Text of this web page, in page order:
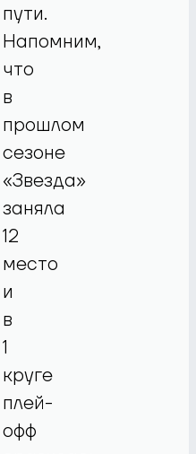
пути.
Напомним,
что
в
прошлом
сезоне
«Звезда»
заняла
12
место
и
в
1
круге
плей-
офф